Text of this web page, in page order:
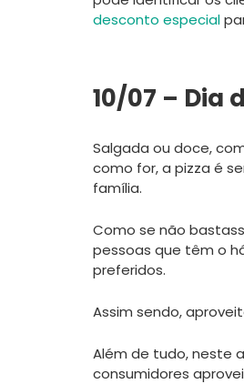
desconto especial
10/07 – Dia
Salgada ou doce,
como for, a pizza é
família.
Como se não
pessoas que têm o
preferidos.
Assim sendo,
Além de tudo, neste
consumidores